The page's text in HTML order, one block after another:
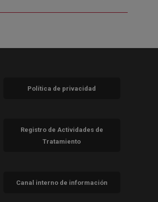
Política de privacidad
Registro de Actividades de
Tratamiento
Canal interno de información